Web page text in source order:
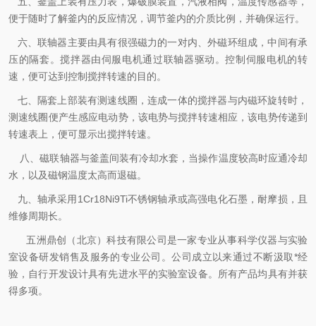
便于随时了解釜内的反应情况，调节釜内的介质比例，并确保运行。
六、联轴器主要由具有很强磁力的一对内、外磁环组成，中间有承
压的隔套。搅拌器由伺服电机通过联轴器驱动。控制伺服电机的转
速，便可达到控制搅拌转速的目的。
七、隔套上部装有测速线圈，连成一体的搅拌器与内磁环旋转时，
测速线圈便产生感应电动势，该电势与搅拌转速相应，该电势传递到
转速表上，便可显示出搅拌转速。
八、磁联轴器与釜盖间装有冷却水套，当操作温度较高时应通冷却
水，以及磁钢温度太高而退磁。
九、轴承采用 1Cr18Ni9Ti不锈钢轴承或高强电化石墨，耐摩损，且
维修周期长。
五洲鼎创（北京）科技有限公司是一家专业从事科学仪器与实验
室设备研发销售及服务的专业公司。公司成立以来通过不断汲取*经
验，自行开发设计具有先进水平的实验室设备。所有产品均具有并获
得多项。